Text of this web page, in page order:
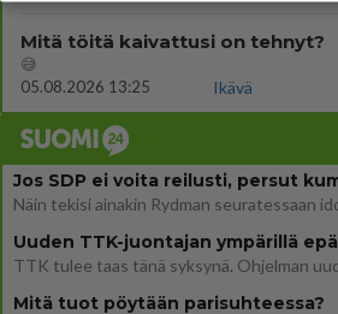
Mitä töitä kaivattusi on tehnyt?
😅
05.08.2026 13:25
Ikävä
Mitä tuot pöytään parisuhteessa?